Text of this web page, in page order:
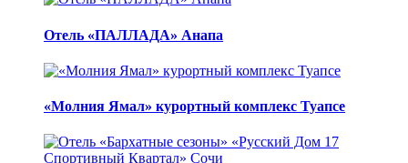
Отель «ПАЛЛАДА» Анапа
«Молния Ямал» курортный комплекс Туапсе